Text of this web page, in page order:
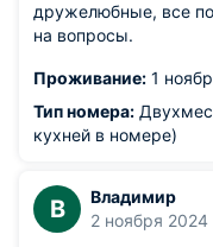
дружелюбные, все
на вопросы.
Проживание: 1
Тип номера:
кухней в номере)
В
Владимир
2 ноября 2024